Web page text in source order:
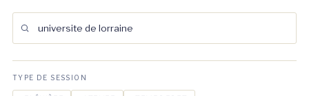
TYPE DE SESSION